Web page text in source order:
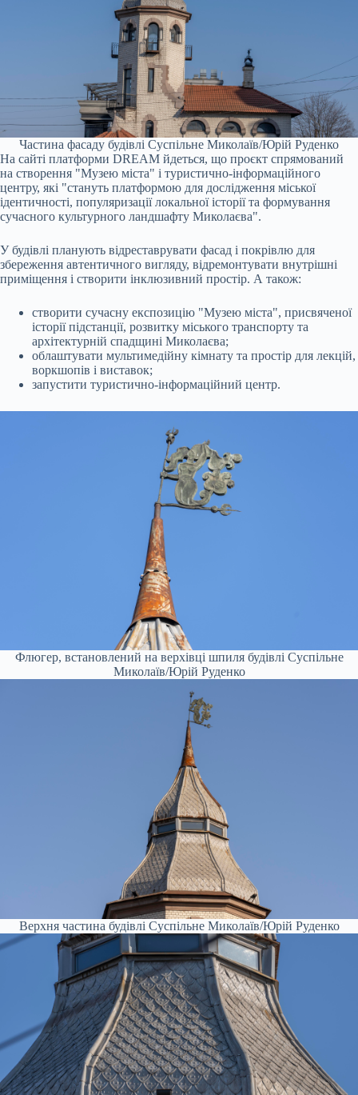
Частина фасаду будівлі Суспільне Миколаїв/Юрій Руденко
На сайті платформи DREAM йдеться, що проєкт спрямований
на створення "Музею міста" і туристично-інформаційного
центру, які "стануть платформою для дослідження міської
ідентичності, популяризації локальної історії та формування
сучасного культурного ландшафту Миколаєва".
У будівлі планують відреставрувати фасад і покрівлю для
збереження автентичного вигляду, відремонтувати внутрішні
приміщення і створити інклюзивний простір. А також:
створити сучасну експозицію "Музею міста", присвяченої
історії підстанції, розвитку міського транспорту та
архітектурній спадщині Миколаєва;
облаштувати мультимедійну кімнату та простір для лекцій,
воркшопів і виставок;
запустити туристично-інформаційний центр.
Флюгер, встановлений на верхівці шпиля будівлі Суспільне
Миколаїв/Юрій Руденко
Верхня частина будівлі Суспільне Миколаїв/Юрій Руденко